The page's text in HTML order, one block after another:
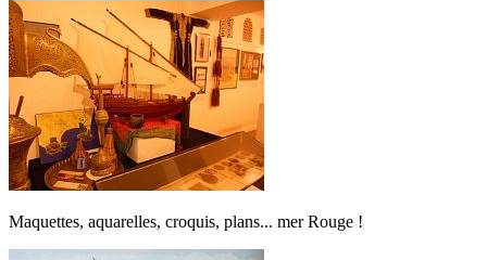
Maquettes, aquarelles, croquis, plans... mer Rouge !